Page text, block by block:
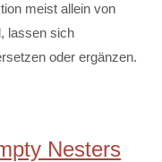
meist allein von
lassen sich
oder ergänzen.
Nesters